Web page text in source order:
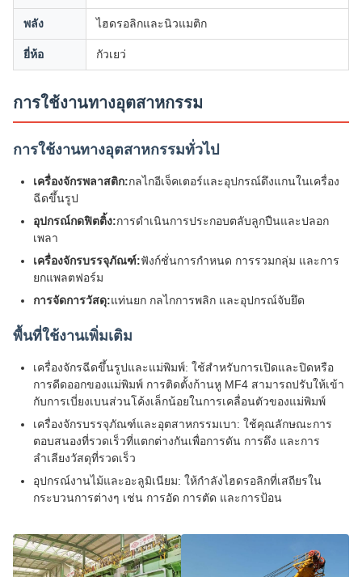
พลัง ไฮดรอลิกและนิวแมติก
ยี่ห้อ กัวเยว่
การใช้งานทางอุตสาหกรรม
การใช้งานทางอุตสาหกรรมทั่วไป
เครื่องจักรพลาสติก:กลไกอีเจ็คเตอร์และอุปกรณ์ดึงแกนในเครื่อง
ฉีดขึ้นรูป
อุปกรณ์กดฟิตติ้ง:การดำเนินการประกอบตลับลูกปืนและปลอก
เพลา
เครื่องจักรบรรจุภัณฑ์:ฟังก์ชั่นการกำหนด การรวมกลุ่ม และการ
ยกแพลตฟอร์ม
การจัดการวัสดุ:แท่นยก กลไกการพลิก และอุปกรณ์จับยึด
พื้นที่ใช้งานเพิ่มเติม
เครื่องจักรฉีดขึ้นรูปและแม่พิมพ์: ใช้สำหรับการเปิดและปิดหรือ
การดีดออกของแม่พิมพ์ การติดตั้งก้านหู MF4 สามารถปรับให้เข้า
กับการเบี่ยงเบนส่วนโค้งเล็กน้อยในการเคลื่อนตัวของแม่พิมพ์
เครื่องจักรบรรจุภัณฑ์และอุตสาหกรรมเบา: ใช้คุณลักษณะการ
ตอบสนองที่รวดเร็วที่แตกต่างกันเพื่อการดัน การดึง และการ
ลำเลียงวัสดุที่รวดเร็ว
อุปกรณ์งานไม้และอะลูมิเนียม: ให้กำลังไฮดรอลิกที่เสถียรใน
กระบวนการต่างๆ เช่น การอัด การตัด และการป้อน